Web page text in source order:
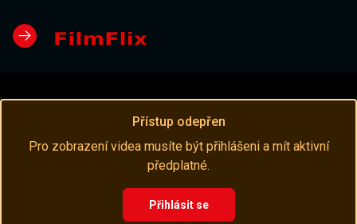
Přístup odepřen
Pro zobrazení videa musíte být přihlášeni a mít aktivní
předplatné.
Přihlásit se